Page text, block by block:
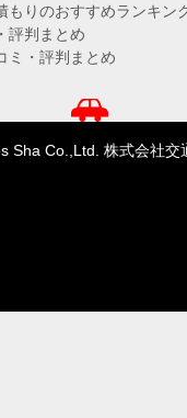
もりのおすすめランキン
評判まとめ
ミ・評判まとめ
Sha Co.,Ltd. 株式会社交